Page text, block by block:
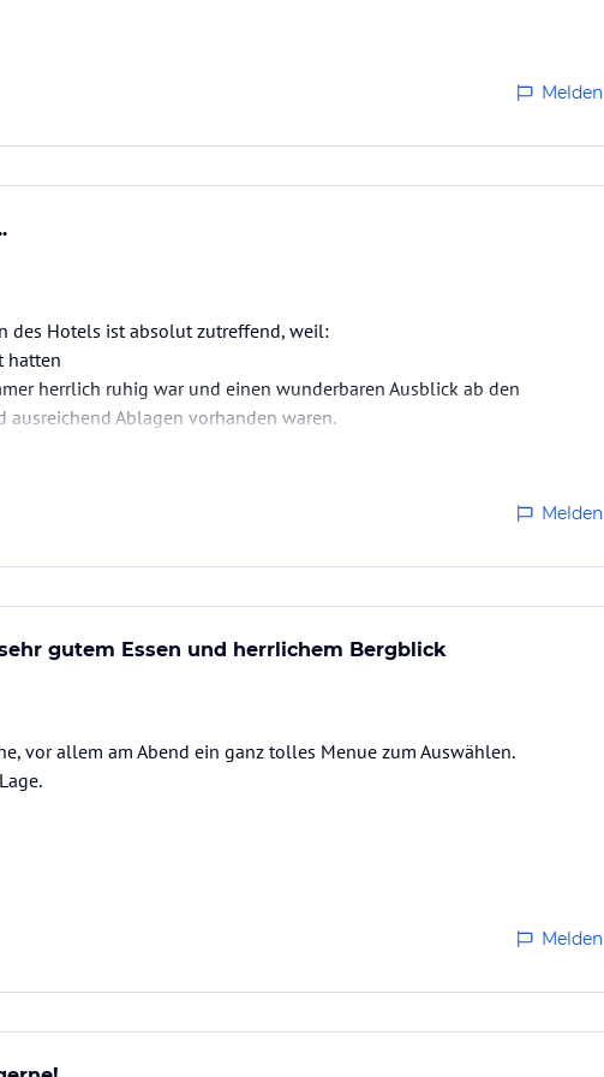
Melden
des Hotels ist absolut zutreffend, weil:
hatten
herrlich ruhig war und einen wunderbaren Ausblick ab den
Ablagen vorhanden waren.
sehr lecker waren
Melden
gutem Essen und herrlichem Bergblick
vor allem am Abend ein ganz tolles Menue zum Auswählen.
Melden